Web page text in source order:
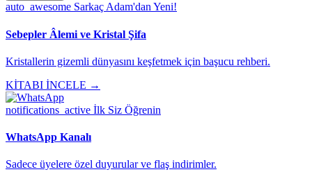
auto_awesome Sarkaç Adam'dan Yeni!
Sebepler Âlemi ve Kristal Şifa
Kristallerin gizemli dünyasını keşfetmek için başucu rehberi.
KİTABI İNCELE →
notifications_active İlk Siz Öğrenin
WhatsApp Kanalı
Sadece üyelere özel duyurular ve flaş indirimler.